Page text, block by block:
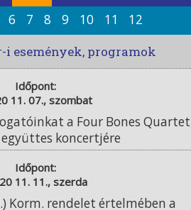
6 7 8 9 10 11
12
i események, programok
Időpont:
11. 07., szombat
a Four Bones
koncertjére
Időpont:
11. 11., szerda
Korm. rendelet értelmében a